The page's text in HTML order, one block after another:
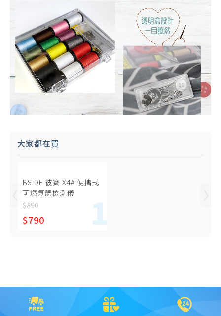
大家都在買
BSIDE 彼賽 X4A 便攜式
可燃氣體檢測儀
$890
$790